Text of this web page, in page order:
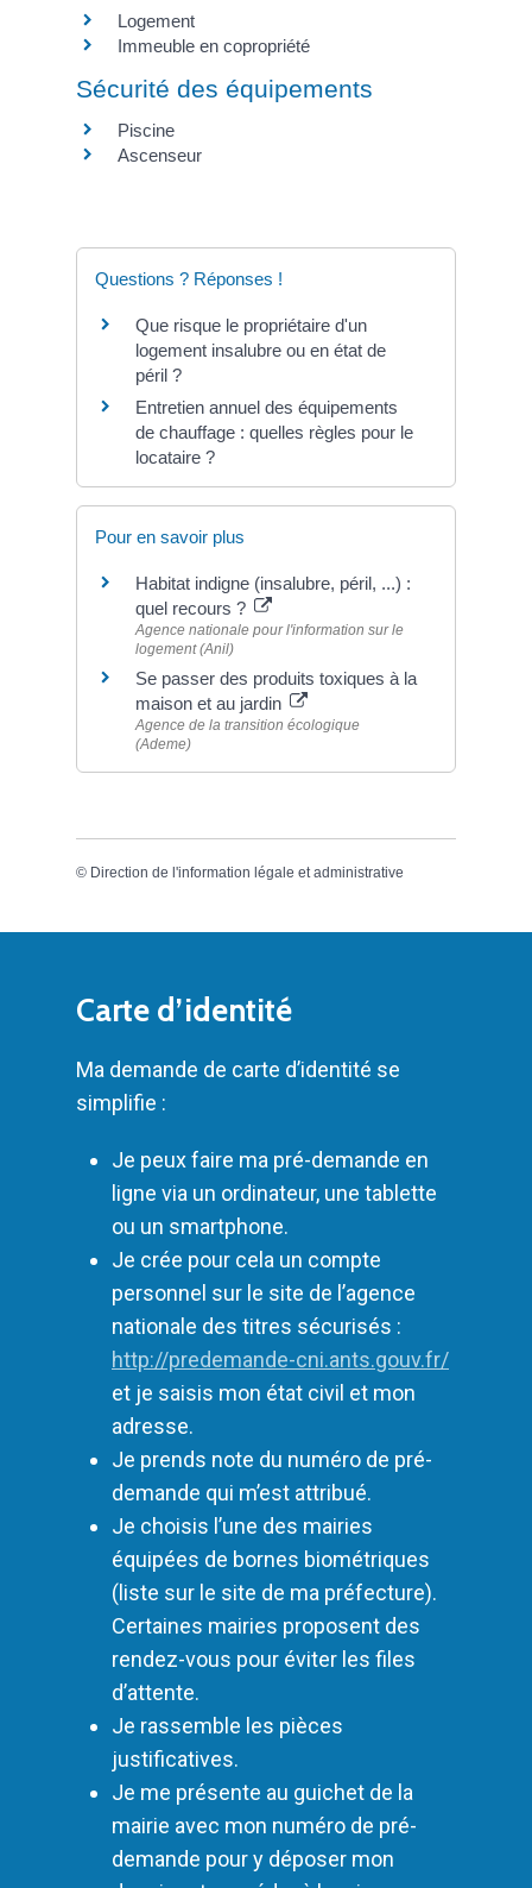
Logement
Immeuble en copropriété
Sécurité des équipements
Piscine
Ascenseur
Questions ? Réponses !
Que risque le propriétaire d'un
logement insalubre ou en état de
péril ?
Entretien annuel des équipements
de chauffage : quelles règles pour le
locataire ?
Pour en savoir plus
Habitat indigne (insalubre, péril, ...) :
quel recours ?
Agence nationale pour l'information sur le
logement (Anil)
Se passer des produits toxiques à la
maison et au jardin
Agence de la transition écologique
(Ademe)
© Direction de l'information légale et administrative
Carte d’identité
Ma demande de carte d’identité se
simplifie :
Je peux faire ma pré-demande en
ligne via un ordinateur, une tablette
ou un smartphone.
Je crée pour cela un compte
personnel sur le site de l’agence
nationale des titres sécurisés :
http://predemande-cni.ants.gouv.fr/
et je saisis mon état civil et mon
adresse.
Je prends note du numéro de pré-
demande qui m’est attribué.
Je choisis l’une des mairies
équipées de bornes biométriques
(liste sur le site de ma préfecture).
Certaines mairies proposent des
rendez-vous pour éviter les files
d’attente.
Je rassemble les pièces
justificatives.
Je me présente au guichet de la
mairie avec mon numéro de pré-
demande pour y déposer mon